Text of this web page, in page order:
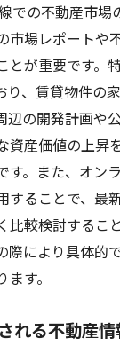
選びで失敗し
での賃貸物件選
物件探しの始
最適な不動産
フォーマンス
びで考慮すべ
じた不動産市
望条件のバラ
の不動産選びの
を短縮する不動
での不動産市場
市場レポートや
とが重要です。
り、賃貸物件の
辺の開発計画や
資産価値の上昇
す。また、オン
することで、最
比較検討するこ
際により具体的
す。
れる不動産